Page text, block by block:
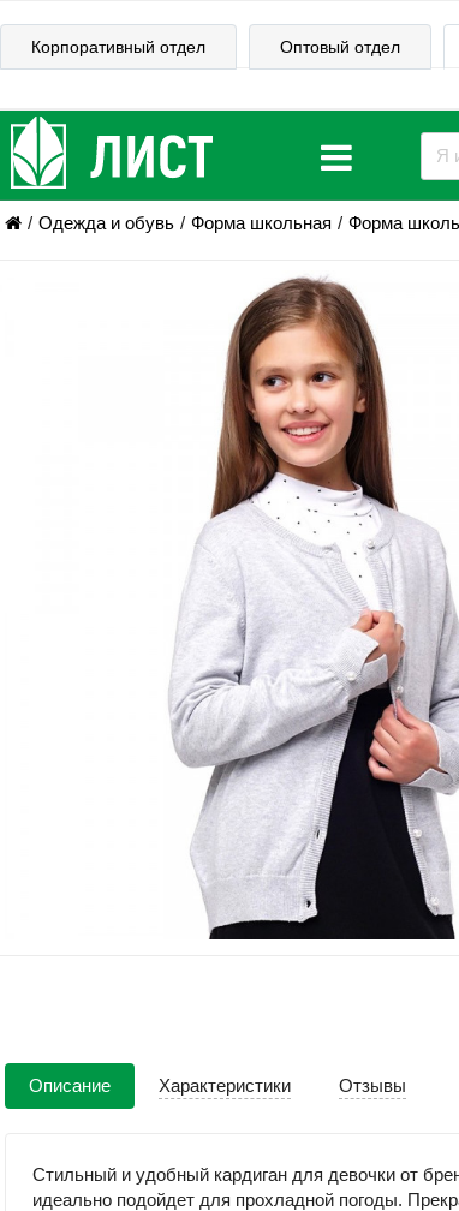
Корпоративный отдел Оптовый отдел
Одежда и обувь Форма школьная Форма
Описание Характеристики Отзывы
Стильный и удобный кардиган для девочки от
идеально подойдет для прохладной погоды.